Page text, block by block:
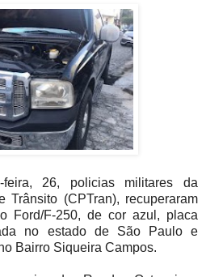
26, policias militares da
Trânsito (CPTran), recuperaram
Ford/F-250, de cor azul, placa
no estado de São Paulo e
Bairro Siqueira Campos.